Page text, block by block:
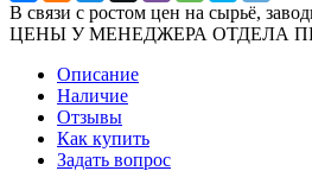
В связи с ростом цен на сырьё,
ЦЕНЫ У МЕНЕДЖЕРА ОТДЕЛА
Описание
Наличие
Отзывы
Как купить
Задать вопрос